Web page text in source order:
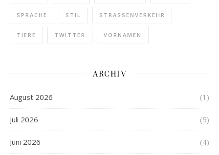
SPRACHE STIL STRASSENVERKEHR
TIERE TWITTER VORNAMEN
ARCHIV
August 2026 (1)
Juli 2026 (5)
Juni 2026 (4)